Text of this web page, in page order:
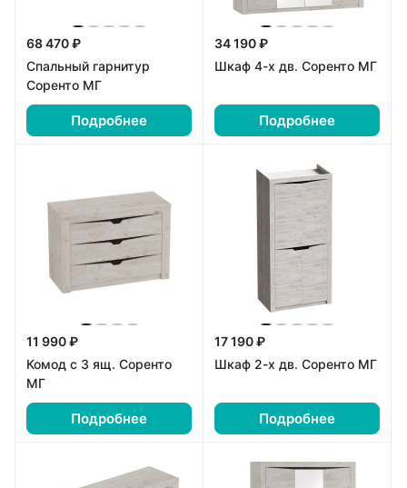
68 470 ₽
Спальный гарнитур
Соренто МГ
Подробнее
34 190 ₽
Шкаф 4-х дв. Соренто МГ
Подробнее
11 990 ₽
Комод с 3 ящ. Соренто
МГ
Подробнее
17 190 ₽
Шкаф 2-х дв. Соренто МГ
Подробнее